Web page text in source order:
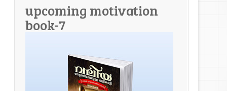
upcoming motivation
book-7